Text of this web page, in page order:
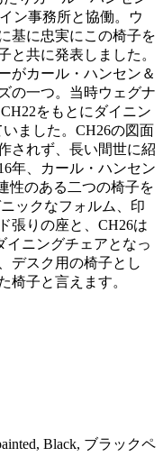
ン事務所と協働。ウ
基に忠実にこの椅子を
と共に発表しました。
がカール・ハンセン＆
の一つ。当時ウェグナ
をもとにダイニン
ました。CH26の図面
されず、長い間世に紹
年、カール・ハンセン
性のある二つの椅子を
ックなフォルム、印
張りの座と、CH26は
イニングチェアとなっ
デスク用の椅子とし
椅子と言えます。
Black, ブラックペ